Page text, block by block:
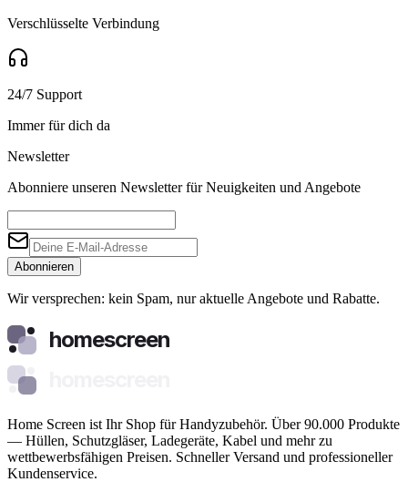
Verschlüsselte Verbindung
24/7 Support
Immer für dich da
Newsletter
Abonniere unseren Newsletter für Neuigkeiten und Angebote
Abonnieren
Wir versprechen: kein Spam, nur aktuelle Angebote und Rabatte.
homescreen
Home Screen ist Ihr Shop für Handyzubehör. Über 90.000 Produkte
— Hüllen, Schutzgläser, Ladegeräte, Kabel und mehr zu
wettbewerbsfähigen Preisen. Schneller Versand und professioneller
Kundenservice.